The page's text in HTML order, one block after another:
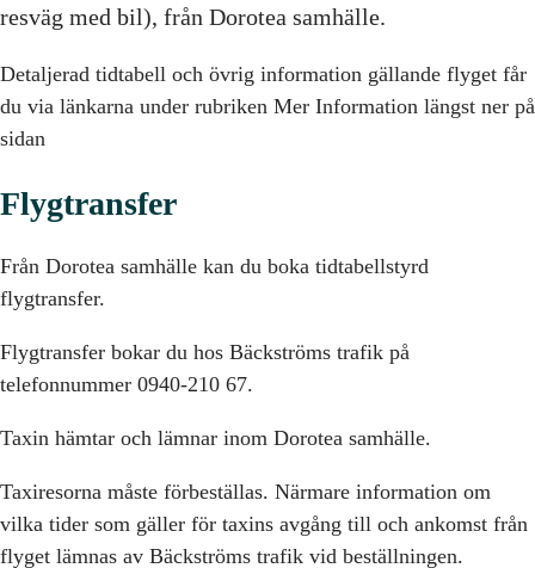
resväg med bil), från Dorotea samhälle.
Detaljerad tidtabell och övrig information gällande flyget får
du via länkarna under rubriken Mer Information längst ner på
sidan
Flygtransfer
Från Dorotea samhälle kan du boka tidtabellstyrd
flygtransfer.
Flygtransfer bokar du hos Bäckströms trafik på
telefonnummer 0940-210 67.
Taxin hämtar och lämnar inom Dorotea samhälle.
Taxiresorna måste förbeställas. Närmare information om
vilka tider som gäller för taxins avgång till och ankomst från
flyget lämnas av Bäckströms trafik vid beställningen.